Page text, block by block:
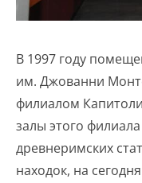
В 1997 году
им. Джованни
филиалом
залы этого
древнеримских
находок, на